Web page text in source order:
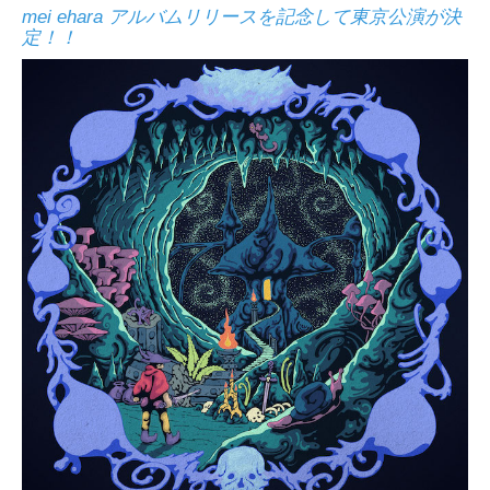
mei ehara アルバムリリースを記念して東京公演が決
定！！